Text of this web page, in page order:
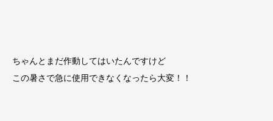
ちゃんとまだ作動してはいたんですけど
この暑さで急に使用できなくなったら大変！！